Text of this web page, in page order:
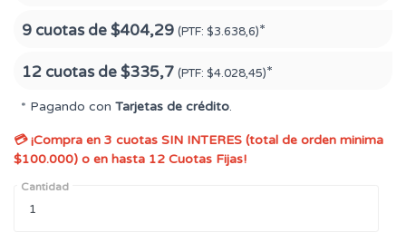
9 cuotas de$404,29 (PTF: $3.638,6)*
12 cuotas de$335,7 (PTF: $4.028,45)*
* Pagando con Tarjetas de crédito.
💳 ¡Compra en 3 cuotas SIN INTERES (total de orden minima
$100.000) o en hasta 12 Cuotas Fijas!
Cantidad